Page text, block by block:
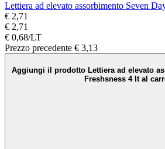
Lettiera ad elevato assorbimento Seven
€ 2,71
€ 2,71
€ 0,68/LT
Prezzo precedente € 3,13
Aggiungi il prodotto Lettiera ad elevato
Freshsness 4 lt al